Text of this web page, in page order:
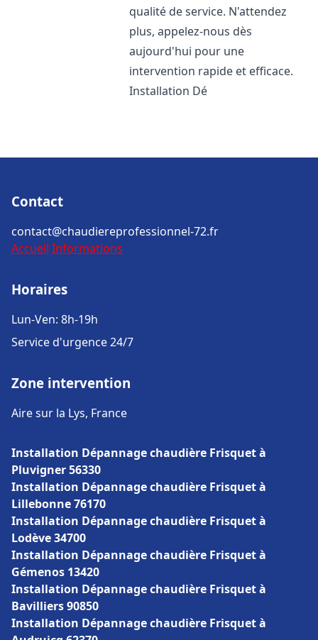
qualité de service. N'attendez
plus, appelez-nous dès
aujourd'hui pour une
intervention rapide et efficace.
Installation Dé
Contact
contact@chaudiereprofessionnel-72.fr
Accueil Informations
Horaires
Lun-Ven: 8h-19h
Service d'urgence 24/7
Zone intervention
Aire sur la Lys, France
Installation Dépannage chaudière Frisquet à
Pluvigner 56330
Installation Dépannage chaudière Frisquet à
Lillebonne 76170
Installation Dépannage chaudière Frisquet à
Lodève 34700
Installation Dépannage chaudière Frisquet à
Gémenos 13420
Installation Dépannage chaudière Frisquet à
Bavilliers 90850
Installation Dépannage chaudière Frisquet à